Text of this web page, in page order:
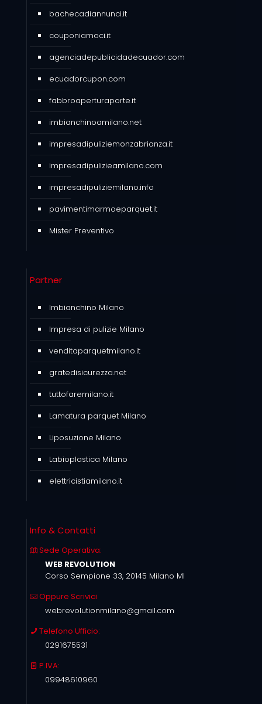
bachecadiannunci.it
couponiamoci.it
agenciadepublicidadecuador.com
ecuadorcupon.com
fabbroaperturaporte.it
imbianchinoamilano.net
impresadipuliziemonzabrianza.it
impresadipulizieamilano.com
impresadipuliziemilano.info
pavimentimarmoeparquet.it
Mister Preventivo
Partner
Imbianchino Milano
Impresa di pulizie Milano
venditaparquetmilano.it
gratedisicurezza.net
tuttofaremilano.it
Lamatura parquet Milano
Liposuzione Milano
Labioplastica Milano
elettricistiamilano.it
Info & Contatti
Sede Operativa:
WEB REVOLUTION
Corso Sempione 33, 20145 Milano MI
Oppure Scrivici
webrevolutionmilano@gmail.com
Telefono Ufficio:
0291675531
P.IVA:
09948610960